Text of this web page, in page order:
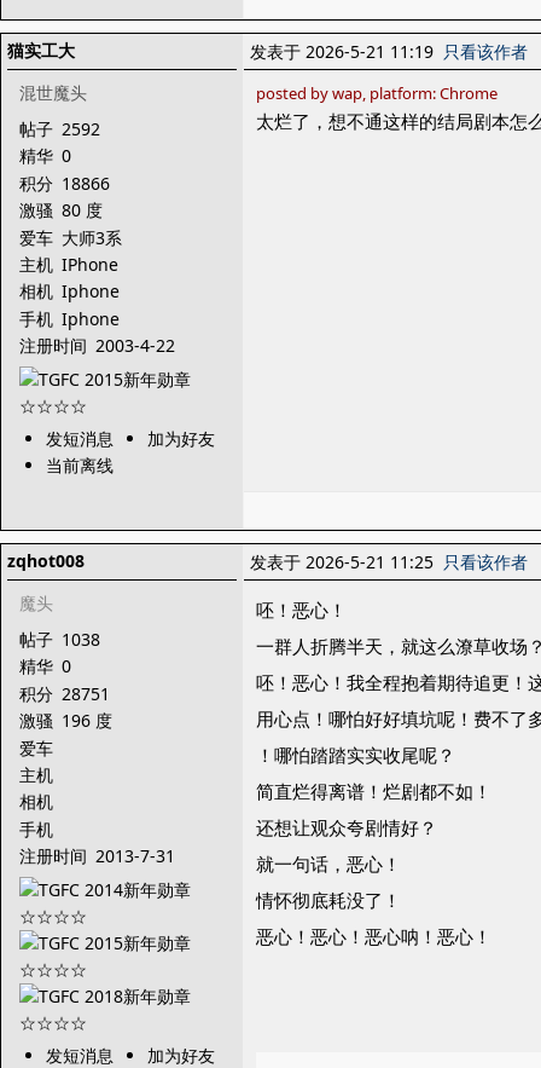
猫实工大
混世魔头
帖子 2592
精华 0
积分 18866
激骚 80 度
爱车 大师3系
主机 IPhone
相机 Iphone
手机 Iphone
注册时间 2003-4-22
发短消息
加为好友
当前离线
发表于 2026-5-21 11:19 只看该作者
posted by wap, platform: Chrome
太烂了，想不通这样的结局剧本怎
zqhot008
魔头
帖子 1038
精华 0
积分 28751
激骚 196 度
爱车
主机
相机
手机
注册时间 2013-7-31
发短消息
加为好友
发表于 2026-5-21 11:25 只看该作者
呸！恶心！
一群人折腾半天，就这么潦草收场
呸！恶心！我全程抱着期待追更！
用心点！哪怕好好填坑呢！费不了
！哪怕踏踏实实收尾呢？
简直烂得离谱！烂剧都不如！
还想让观众夸剧情好？
就一句话，恶心！
情怀彻底耗没了！
恶心！恶心！恶心呐！恶心！